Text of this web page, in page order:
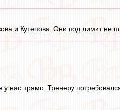
и Кутепова. Они под лимит не
у нас прямо. Тренеру